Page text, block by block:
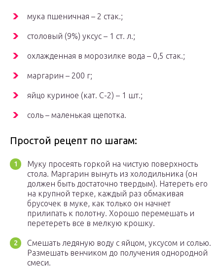
мука пшеничная – 2 стак.;
столовый (9%) уксус – 1 ст. л.;
охлажденная в морозилке вода – 0,5 стак.;
маргарин – 200 г;
яйцо куриное (кат. С-2) – 1 шт.;
соль – маленькая щепотка.
Простой рецепт по шагам:
Муку просеять горкой на чистую поверхность
стола. Маргарин вынуть из холодильника (он
должен быть достаточно твердым). Натереть его
на крупной терке, каждый раз обмакивая
брусочек в муке, как только он начнет
прилипать к полотну. Хорошо перемешать и
перетереть все в мелкую крошку.
Смешать ледяную воду с яйцом, уксусом и солью.
Размешать венчиком до получения однородной
смеси.